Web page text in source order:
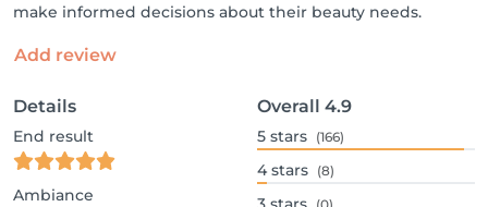
make informed decisions about their beauty needs.
Add review
Details
End result
Ambiance
Overall 4.9
5 stars (166)
4 stars (8)